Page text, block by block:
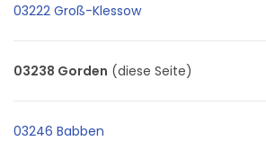
03222 Groß-Klessow
03238 Gorden (diese Seite)
03246 Babben